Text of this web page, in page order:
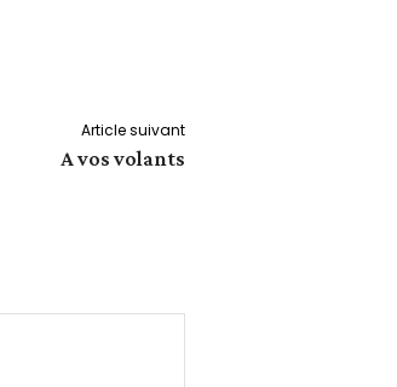
Article suivant
A vos volants